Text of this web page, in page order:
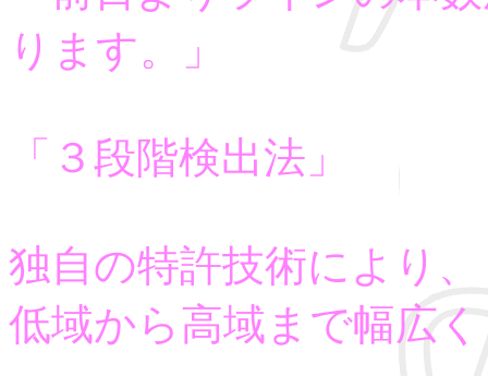
ります。」
「３段階検出法」
独自の特許技術により、
低域から高域まで幅広